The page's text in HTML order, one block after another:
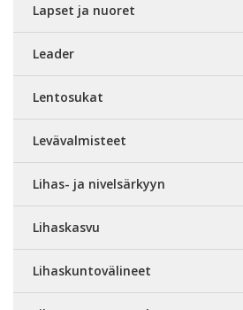
Lapset ja nuoret
Leader
Lentosukat
Levävalmisteet
Lihas- ja nivelsärkyyn
Lihaskasvu
Lihaskuntovälineet